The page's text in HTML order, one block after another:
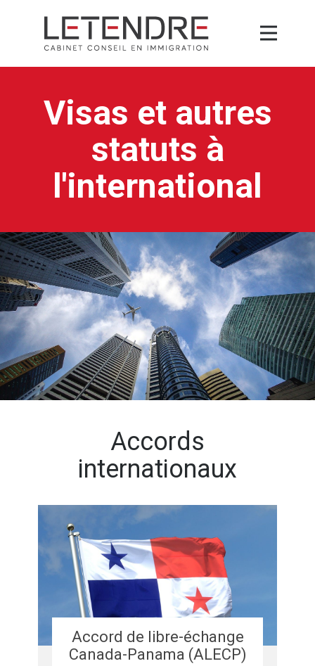
Visas et autres
statuts à
l'international
Accords
internationaux
Accord de libre-échange
Canada-Panama (ALECP)